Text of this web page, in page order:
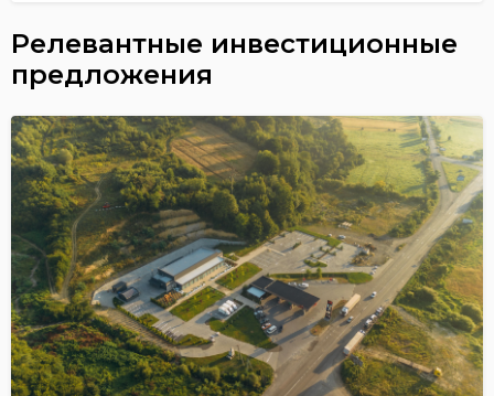
Релевантные инвестиционные
предложения